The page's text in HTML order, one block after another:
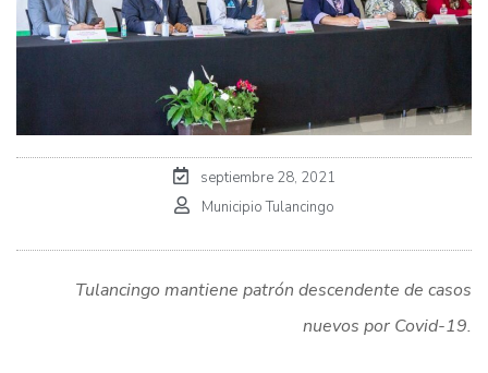
septiembre 28, 2021
Municipio Tulancingo
Tulancingo mantiene patrón descendente de casos
nuevos por Covid-19.